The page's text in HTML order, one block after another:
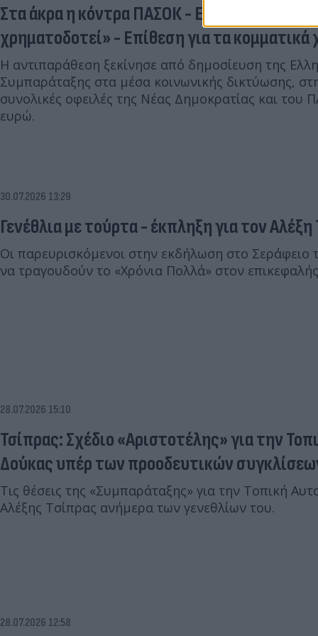
Στα άκρα η κόντρα ΠΑΣΟΚ - ΕΛΑΣ: «Πείτε μας
χρηματοδοτεί» - Επίθεση για τα κομματικά
Η αντιπαράθεση ξεκίνησε από δημοσίευση της
Συμπαράταξης στα μέσα κοινωνικής δικτύωσης,
συνολικές οφειλές της Νέας Δημοκρατίας και του
ευρώ.
30.07.2026 13:29
Γενέθλια με τούρτα - έκπληξη για τον Αλέξη
Οι παρευρισκόμενοι στην εκδήλωση στο
να τραγουδούν το «Χρόνια Πολλά» στον
28.07.2026 15:10
Τσίπρας: Σχέδιο «Αριστοτέλης» για την
Δούκας υπέρ των προοδευτικών
Τις θέσεις της «Συμπαράταξης» για την Τοπική
Αλέξης Τσίπρας ανήμερα των γενεθλίων του.
28.07.2026 12:58